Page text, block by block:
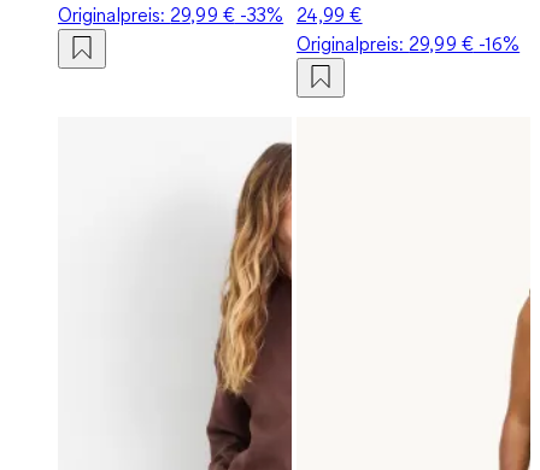
Originalpreis: 29,99 €-33%
24,99 €
Originalpreis: 29,99 €-16%